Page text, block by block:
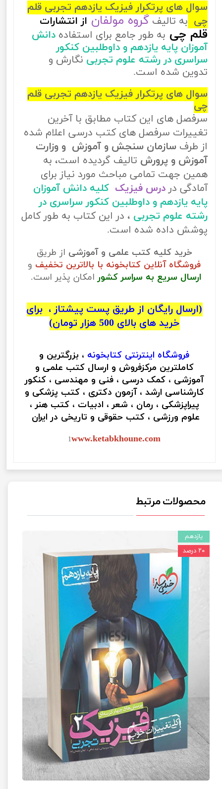
سوال های پرتکرار فیزیک یازدهم تجربی قلم
چی به تالیف گروه مولفان از انتشارات
قلم چی به طور جامع برای استفاده دانش
آموزان پایه یازدهم و داوطلبین کنکور
سراسری در رشته علوم تجربی نگارش و
تدوین شده است.
سوال های پرتکرار فیزیک یازدهم تجربی قلم
چی
سرفصل های این کتاب مطابق با آخرین
تغییرات سرفصل های کتب درسی اعلام شده
از طرف سازمان سنجش و آموزش و وزارت
آموزش و پرورش تالیف گردیده است، به
همین جهت تمامی مباحث مورد نیاز برای
آمادگی در درس فیزیک کلیه دانش آموزان
پایه یازدهم و داوطلبین کنکور سراسری در
رشته علوم تجربی ، در این کتاب به طور کامل
پوشش داده شده است.
خرید کلیه کتب علمی و آموزشی از طریق
فروشگاه آنلاین کتابخونه با بالاترین تخفیف و
ارسال سریع به سراسر کشور امکان پذیر است.
(ارسال رایگان از طریق پست پیشتاز ، برای
خرید های بالای 500 هزار تومان)
فروشگاه اینترنتی کتابخونه ، بزرگترین و
کاملترین مرکزفروش و ارسال کتب علمی و
آموزشی ، کمک درسی ، فنی و مهندسی ، کنکور
کارشناسی ارشد ، آزمون دکتری ، کتب پزشکی و
پیراپزشکی ، رمان ، شعر ، ادبیات ، کتب هنر ،
علوم ورزشی ، کتب حقوقی و تاریخی در ایران
1www.ketabkhoune.com
محصولات مرتبط
یازدهم
۲۰ درصد